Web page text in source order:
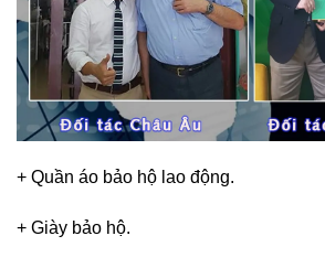
+ Quần áo bảo hộ lao động.
+ Giày bảo hộ.